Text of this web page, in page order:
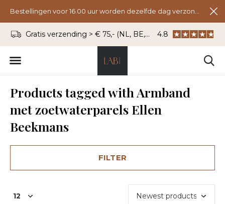
Gratis verzending > € 75,- (NL, BE, DU) WhatsApp: 06 -
4.8
Products tagged with Armband
met zoetwaterparels Ellen
Beekmans
FILTER